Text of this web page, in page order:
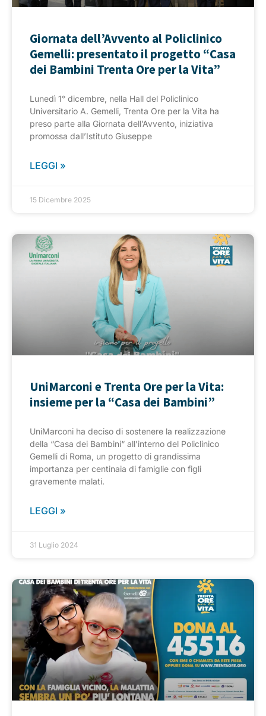
Giornata dell’Avvento al Policlinico
Gemelli: presentato il progetto “Casa
dei Bambini Trenta Ore per la Vita”
Lunedì 1° dicembre, nella Hall del Policlinico
Universitario A. Gemelli, Trenta Ore per la Vita ha
preso parte alla Giornata dell’Avvento, iniziativa
promossa dall’Istituto Giuseppe
LEGGI »
15 Dicembre 2025
UniMarconi e Trenta Ore per la Vita:
insieme per la “Casa dei Bambini”
UniMarconi ha deciso di sostenere la realizzazione
della “Casa dei Bambini“ all’interno del Policlinico
Gemelli di Roma, un progetto di grandissima
importanza per centinaia di famiglie con figli
gravemente malati.
LEGGI »
31 Luglio 2024